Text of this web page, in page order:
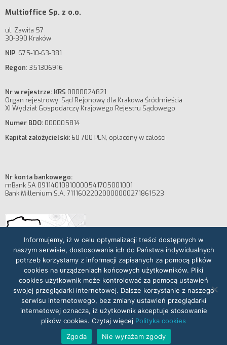
Multioffice Sp. z o.o.
ul. Zawiła 57
30-390 Kraków
NIP: 675-10-63-381
Regon: 351306916
Nr w rejestrze: KRS 0000024821
Organ rejestrowy: Sąd Rejonowy dla Krakowa Śródmieścia
XI Wydział Gospodarczy Krajowego Rejestru Sądowego
Numer BDO: 000005814
Kapitał założycielski: 60 700 PLN, opłacony w całości
Nr konta bankowego:
mBank SA 09114010810000541705001001
Bank Millenium S.A. 71116022020000000271861523
© 2026 Multioffice Sp z o.o..
Wszelkie prawa zastrzeżone.
Informujemy, iż w celu optymalizacji treści dostępnych w
naszym serwisie, dostosowania ich do Państwa indywidualnych
potrzeb korzystamy z informacji zapisanych za pomocą plików
cookies na urządzeniach końcowych użytkowników. Pliki
cookies użytkownik może kontrolować za pomocą ustawień
swojej przeglądarki internetowej. Dalsze korzystanie z naszego
serwisu internetowego, bez zmiany ustawień przeglądarki
internetowej oznacza, iż użytkownik akceptuje stosowanie
plików cookies. Czytaj więcej Polityka cookies
Zgoda
Nie wyrażam zgody